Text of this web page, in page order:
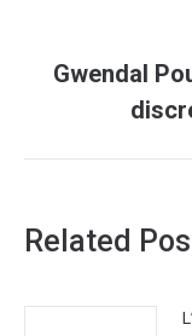
Gwendal
Related